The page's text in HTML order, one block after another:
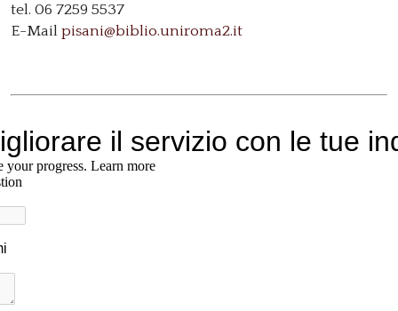
tel. 06 7259 5537
E-Mail pisani@biblio.uniroma2.it